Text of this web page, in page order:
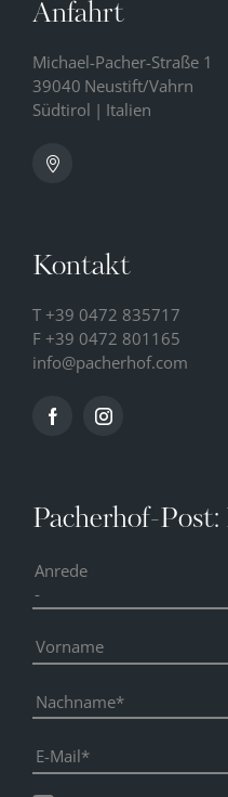
Anfahrt
Michael-Pacher-Straße 1
39040 Neustift/Vahrn
Südtirol | Italien
Kontakt
T +39 0472 835717
F +39 0472 801165
info@pacherhof.com
Pacherhof-
Anrede
Vorname
Nachname
E-Mail